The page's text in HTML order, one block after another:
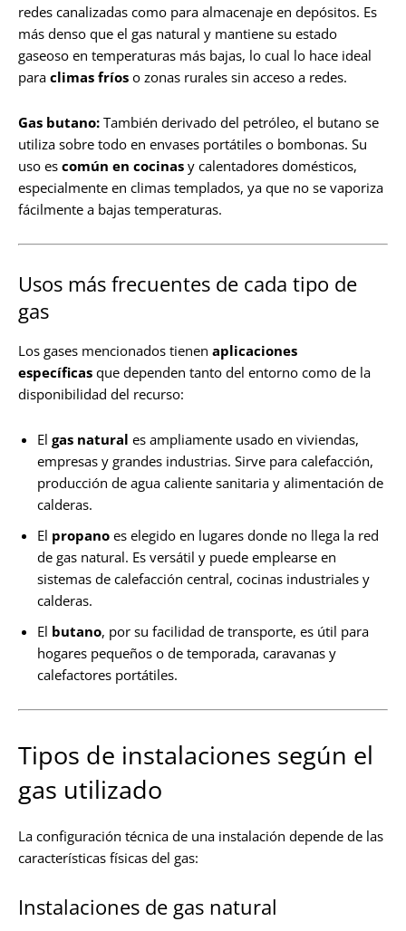
redes canalizadas como para almacenaje en depósitos. Es
más denso que el gas natural y mantiene su estado
gaseoso en temperaturas más bajas, lo cual lo hace ideal
para climas fríos o zonas rurales sin acceso a redes.
Gas butano: También derivado del petróleo, el butano se
utiliza sobre todo en envases portátiles o bombonas. Su
uso es común en cocinas y calentadores domésticos,
especialmente en climas templados, ya que no se vaporiza
fácilmente a bajas temperaturas.
Usos más frecuentes de cada tipo de
gas
Los gases mencionados tienen aplicaciones
específicas que dependen tanto del entorno como de la
disponibilidad del recurso:
El gas natural es ampliamente usado en viviendas,
empresas y grandes industrias. Sirve para calefacción,
producción de agua caliente sanitaria y alimentación de
calderas.
El propano es elegido en lugares donde no llega la red
de gas natural. Es versátil y puede emplearse en
sistemas de calefacción central, cocinas industriales y
calderas.
El butano, por su facilidad de transporte, es útil para
hogares pequeños o de temporada, caravanas y
calefactores portátiles.
Tipos de instalaciones según el
gas utilizado
La configuración técnica de una instalación depende de las
características físicas del gas:
Instalaciones de gas natural